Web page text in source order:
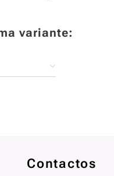
variante:
Contactos